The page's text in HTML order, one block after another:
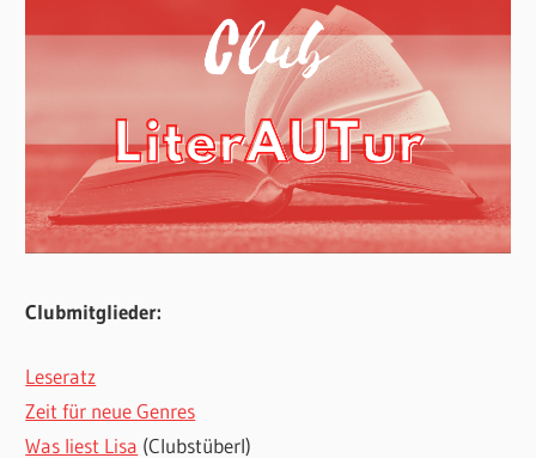
Clubmitglieder:
Leseratz
Zeit für neue Genres
Was liest Lisa (Clubstüberl)